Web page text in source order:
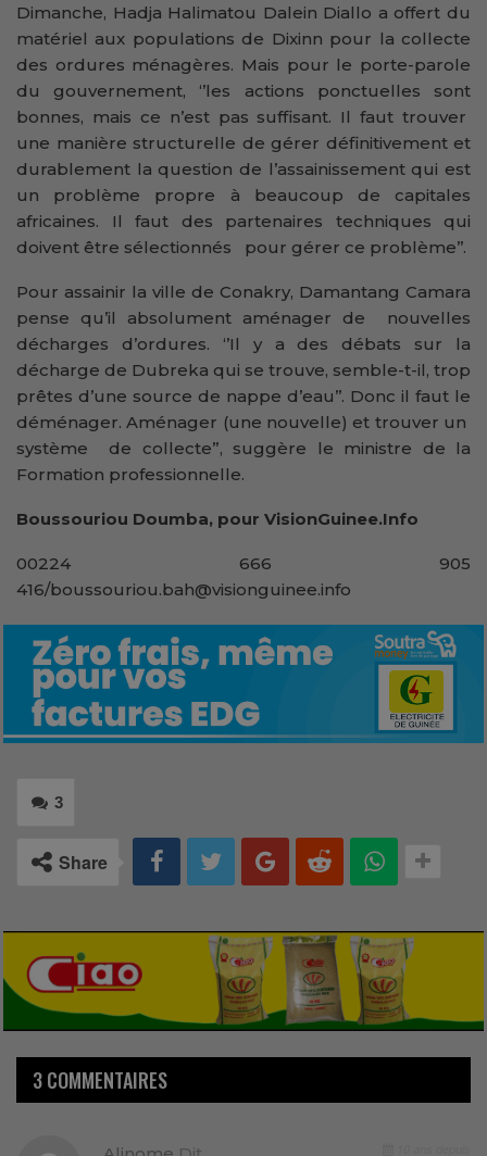
Dimanche, Hadja Halimatou Dalein Diallo a offert du
matériel aux populations de Dixinn pour la collecte
des ordures ménagères. Mais pour le porte-parole
du gouvernement, ‘’les actions ponctuelles sont
bonnes, mais ce n’est pas suffisant. Il faut trouver
une manière structurelle de gérer définitivement et
durablement la question de l’assainissement qui est
un problème propre à beaucoup de capitales
africaines. Il faut des partenaires techniques qui
doivent être sélectionnés pour gérer ce problème’’.
Pour assainir la ville de Conakry, Damantang Camara
pense qu’il absolument aménager de nouvelles
décharges d’ordures. ‘’Il y a des débats sur la
décharge de Dubreka qui se trouve, semble-t-il, trop
prêtes d’une source de nappe d’eau’’. Donc il faut le
déménager. Aménager (une nouvelle) et trouver un
système de collecte”, suggère le ministre de la
Formation professionnelle.
Boussouriou Doumba, pour VisionGuinee.Info
00224 666 905
416/boussouriou.bah@visionguinee.info
3
Share
3 COMMENTAIRES